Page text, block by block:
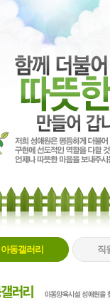
아동갤러리 직